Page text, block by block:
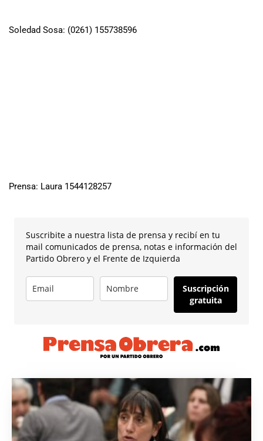
Soledad Sosa: (0261) 155738596
Prensa: Laura 1544128257
Suscribite a nuestra lista de prensa y recibí en tu
mail comunicados de prensa, notas e información del
Partido Obrero y el Frente de Izquierda
Suscripción
gratuita